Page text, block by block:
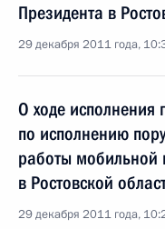
Президента в
29 декабря 2011 года,
О ходе исполнения
по исполнению
работы мобильной
в Ростовской
29 декабря 2011 года,